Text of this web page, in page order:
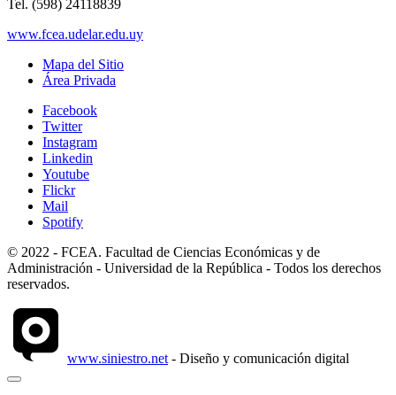
Tel. (598) 24118839
www.fcea.udelar.edu.uy
Mapa del Sitio
Área Privada
Facebook
Twitter
Instagram
Linkedin
Youtube
Flickr
Mail
Spotify
© 2022 - FCEA. Facultad de Ciencias Económicas y de
Administración - Universidad de la República - Todos los derechos
reservados.
www.siniestro.net - Diseño y comunicación digital